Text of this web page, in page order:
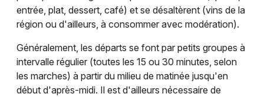
entrée, plat, dessert, café) et se désaltèrent (vins de la
région ou d'ailleurs, à consommer avec modération).
Généralement, les départs se font par petits groupes à
intervalle régulier (toutes les 15 ou 30 minutes, selon
les marches) à partir du milieu de matinée jusqu'en
début d'après-midi. Il est d'ailleurs nécessaire de